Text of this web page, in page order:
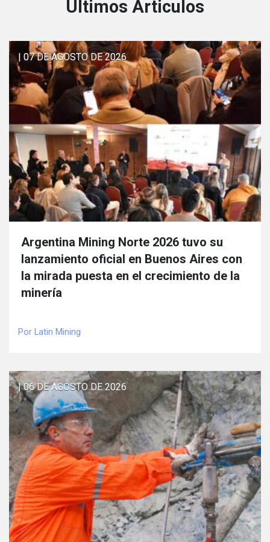
Últimos Articulos
| 07 DE AGOSTO DE 2026
Argentina Mining Norte 2026 tuvo su
lanzamiento oficial en Buenos Aires con
la mirada puesta en el crecimiento de la
minería
Por Latin Mining
| 06 DE AGOSTO DE 2026